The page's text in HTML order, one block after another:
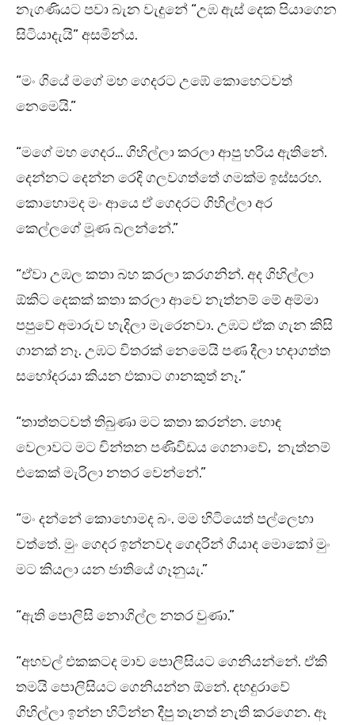
නැගණියට පවා බැන වැදුනේ “උඹ ඇස් දෙක පියාගෙන
සිටියාදැයි” අසමින්ය.
“මං ගියේ මගේ මහ ගෙදරට උඹේ කොහෙටවත්
නෙමෙයි.”
“මගේ මහ ගෙදර… ගිහිල්ලා කරලා ආපු හරිය ඇතිනේ.
දෙන්නට දෙන්න රෙදි ගලවගත්තේ ගමක්ම ඉස්සරහ.
කොහොමද මං ආයෙ ඒ ගෙදරට ගිහිල්ලා අර
කෙල්ලගේ මූණ බලන්නේ.”
“ඒවා උඹල කතා බහ කරලා කරගනින්. අද ගිහිල්ලා
ඕකිට දෙකක් කතා කරලා ආවෙ නැත්නම් මේ අම්මා
පපුවේ අමාරුව හැදිලා මැරෙනවා. උඹට ඒක ගැන කිසි
ගානක් නෑ. උඹට විතරක් නෙමෙයි පණ දීලා හදාගත්ත
සහෝදරයා කියන එකාට ගානකුත් නෑ.”
“තාත්තටවත් තිබුණා මට කතා කරන්න. හොඳ
වෙලාවට මට චින්තන පණිවිඩය ගෙනාවේ, නැත්නම්
එකෙක් මැරිලා නතර වෙන්නේ.”
“මං දන්නේ කොහොමද බං. මම හිටියෙත් පල්ලෙහා
වත්තේ. මුං ගෙදර ඉන්නවද ගෙදරින් ගියාද මොකෝ මුං
මට කියලා යන ජාතියේ ගෑනුයැ.”
“ඇති පොලිසි නොගිල්ල නතර වුණා.”
“අහවල් එකකටද මාව පොලිසියට ගෙනියන්නේ. ඒකි
තමයි පොලිසියට ගෙනියන්න ඕනේ. දහදුරාවේ
ගිහිල්ලා ඉන්න හිටින්න දීපු තැනත් නැති කරගෙන. ඈ